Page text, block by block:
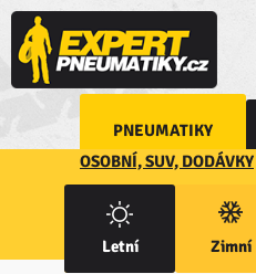
PNEUMATIKY
OSOBNÍ, SUV, DODÁVKY
Letní Zimní